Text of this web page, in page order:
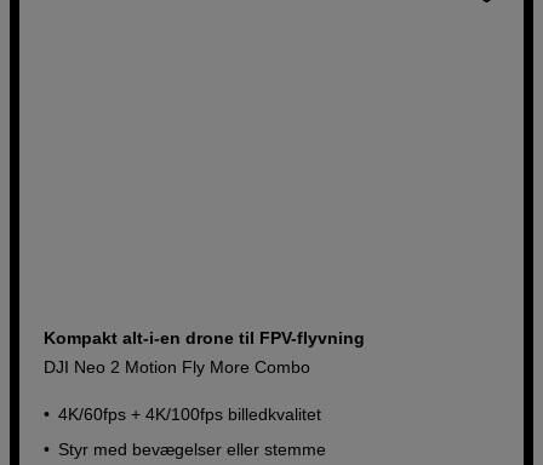
Kompakt alt-i-en drone til FPV-flyvning
DJI Neo 2 Motion Fly More Combo
4K/60fps + 4K/100fps billedkvalitet
Styr med bevægelser eller stemme